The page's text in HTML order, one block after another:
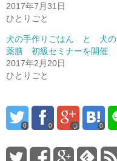
2017年7月31日
ひとりごと
犬の手作りごはん と 犬の
薬膳 初級セミナーを開催
2017年2月20日
ひとりごと
0 0 0